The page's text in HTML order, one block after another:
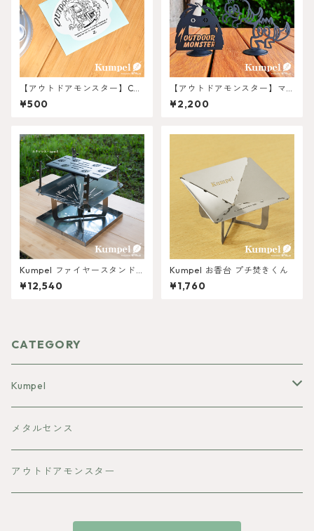
【アウトドアモンスター】CA
R-BOY ステッカー
¥500
【アウトドアモンスター】マ
グネットBig
¥2,200
Kumpel ファイヤースタンド
ステンレス type-S
¥12,540
Kumpel お香台 プチ焚きくん
¥1,760
CATEGORY
Kumpel
焚き火台
ランタンシェード
メタルセンス
アウトドアモンスター